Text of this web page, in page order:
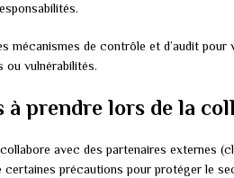
mécanismes de contrôle et d’audit
ou vulnérabilités.
à prendre lors de la
avec des partenaires externes
certaines précautions pour protéger le